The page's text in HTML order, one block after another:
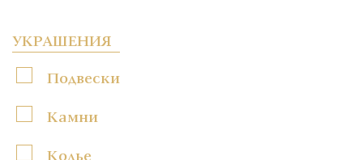
УКРАШЕНИЯ
Подвески
Камни
Колье